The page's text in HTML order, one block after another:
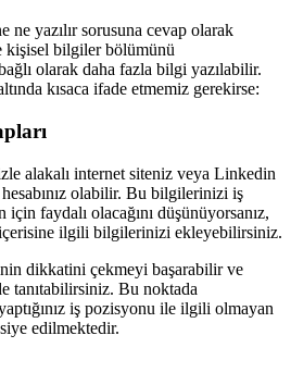
yazılır sorusuna cevap olarak
bilgiler bölümünü
olarak daha fazla bilgi yazılabilir.
kısaca ifade etmemiz gerekirse:
alakalı internet siteniz veya Linkedin
olabilir. Bu bilgilerinizi iş
faydalı olacağını düşünüyorsanız,
ilgili bilgilerinizi ekleyebilirsiniz.
dikkatini çekmeyi başarabilir ve
tanıtabilirsiniz. Bu noktada
iş pozisyonu ile ilgili olmayan
edilmektedir.